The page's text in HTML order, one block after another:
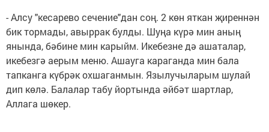
- Алсу "кесарево сечение"дан соң. 2 көн яткан җиреннән
бик тормады, авыррак булды. Шуңа күрә мин аның
янында, бәбине мин карыйм. Икебезне дә ашаталар,
икебезгә аерым меню. Ашауга караганда мин бала
тапканга күбрәк охшаганмын. Язылучыларым шулай
дип көлә. Балалар табу йортында әйбәт шартлар,
Аллага шөкер.